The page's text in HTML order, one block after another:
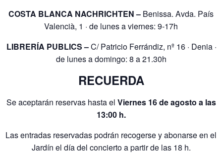
COSTA BLANCA NACHRICHTEN – Benissa. Avda. País
Valencià, 1 · de lunes a viernes: 9-17h
LIBRERÍA PUBLICS –C/ Patricio Ferrándiz, nº 16 · Denia ·
de lunes a domingo: 8 a 21.30h
RECUERDA
Se aceptarán reservas hasta el Viernes 16 de agosto a las
13:00 h.
Las entradas reservadas podrán recogerse y abonarse en el
Jardín el día del concierto a partir de las 18 h.